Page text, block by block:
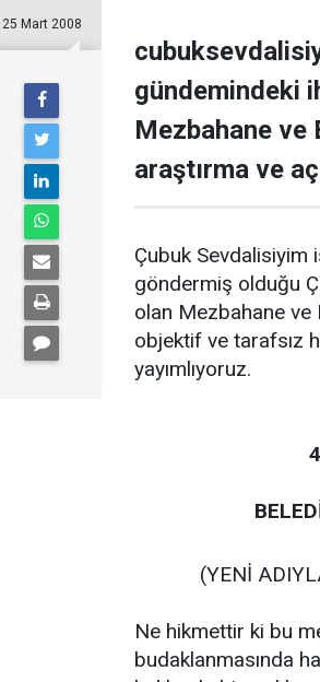
25 Mart 2008
gündemindeki
Mezbahane ve
araştırma ve
Çubuk Sevdalisiyim
göndermiş olduğu
olan Mezbahane ve
objektif ve tarafsız
yayımlıyoruz.
4 YILIN
BELEDİYE
(YENİ ADIYLA
Ne hikmettir ki bu
budaklanmasında